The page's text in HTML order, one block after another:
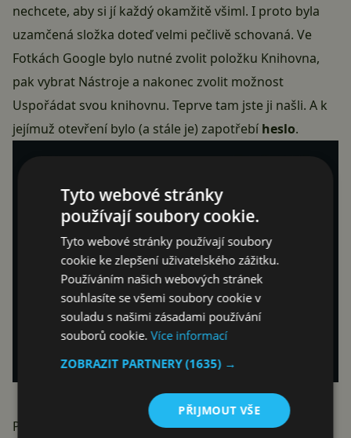
nechcete, aby si jí každý okamžitě všiml. I proto byla
uzamčená složka doteď velmi pečlivě schovaná. Ve
Fotkách Google bylo nutné zvolit položku Knihovna,
pak vybrat Nástroje a nakonec zvolit možnost
Uspořádat svou knihovnu. Teprve tam jste ji našli. A k
jejímuž otevření bylo (a stále je) zapotřebí heslo.
Po aktualizaci uživatelského rozhraníuzamčená
Tyto webové stránky
používají soubory cookie.
Tyto webové stránky používají soubory
cookie ke zlepšení uživatelského zážitku.
Používáním našich webových stránek
souhlasíte se všemi soubory cookie v
souladu s našimi zásadami používání
souborů cookie.Více informací
ZOBRAZIT PARTNERY(1635) →
PŘIJMOUT VŠE